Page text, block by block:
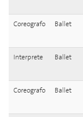
Coreografo Ballet
Interprete Ballet
Coreografo Ballet